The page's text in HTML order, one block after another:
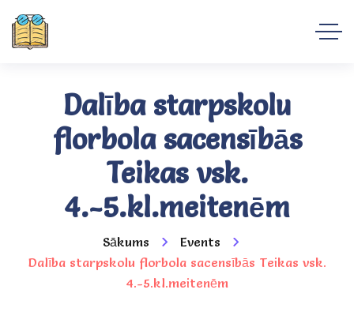
Dalība starpskolu
florbola sacensībās
Teikas vsk.
4.-5.kl.meitenēm
Sākums
Events
Dalība starpskolu florbola sacensībās Teikas vsk.
4.-5.kl.meitenēm